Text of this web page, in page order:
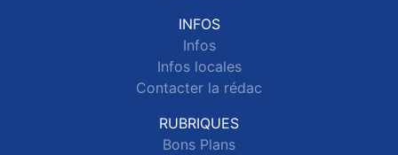
INFOS
Infos
Infos locales
Contacter la rédac
RUBRIQUES
Bons Plans